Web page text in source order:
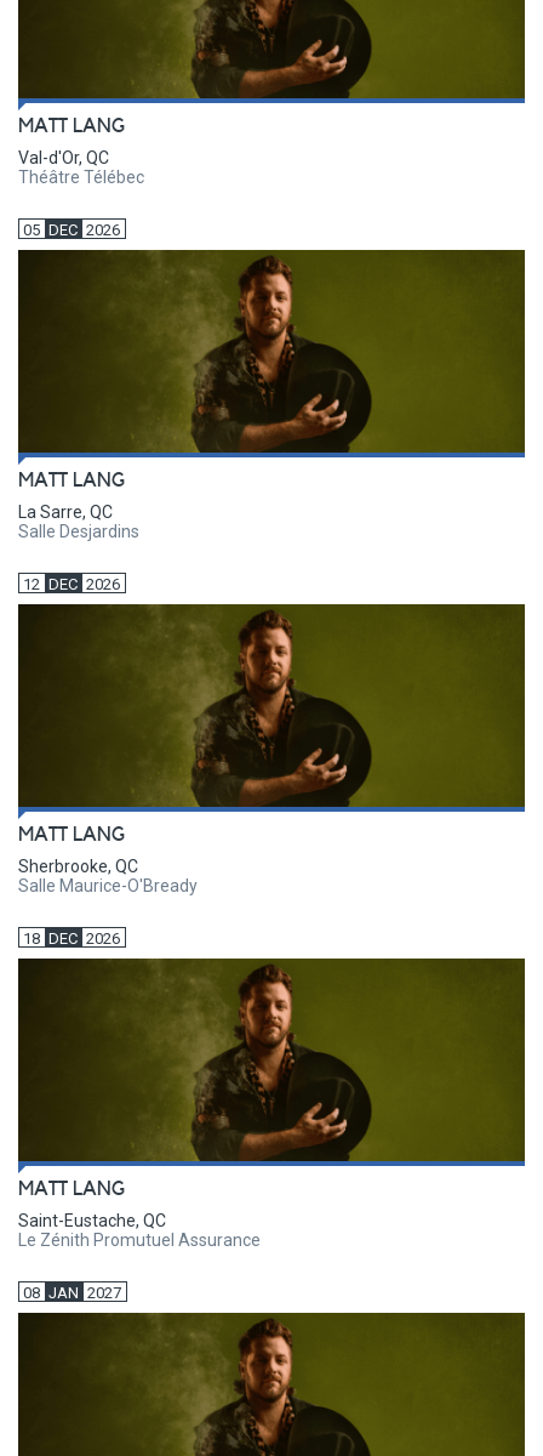
MATT LANG
Val-d'Or, QC
Théâtre Télébec
05 DEC 2026
MATT LANG
La Sarre, QC
Salle Desjardins
12 DEC 2026
MATT LANG
Sherbrooke, QC
Salle Maurice-O'Bready
18 DEC 2026
MATT LANG
Saint-Eustache, QC
Le Zénith Promutuel Assurance
08 JAN 2027